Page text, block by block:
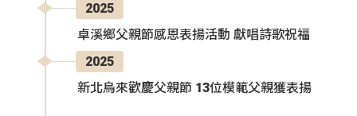
2025
卓溪鄉父親節感恩表揚活動 獻唱詩歌祝福
2025
新北烏來歡慶父親節 13位模範父親獲表揚